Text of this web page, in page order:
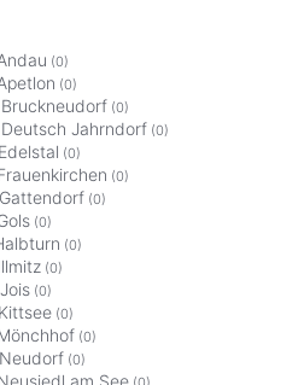
(0)
(0)
(0)
Jahrndorf (0)
(0)
(0)
(0)
(0)
(0)
(0)
(0)
(0)
(0)
(0)
am See